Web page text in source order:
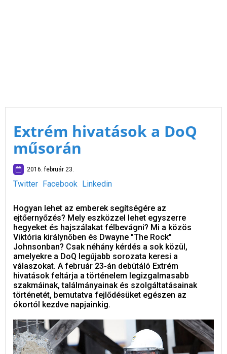
Extrém hivatások a DoQ
műsorán
2016. február 23.
Twitter Facebook Linkedin
Hogyan lehet az emberek segítségére az
ejtőernyőzés? Mely eszközzel lehet egyszerre
hegyeket és hajszálakat félbevágni? Mi a közös
Viktória királynőben és Dwayne "The Rock"
Johnsonban? Csak néhány kérdés a sok közül,
amelyekre a DoQ legújabb sorozata keresi a
válaszokat. A február 23-án debütáló Extrém
hivatások feltárja a történelem legizgalmasabb
szakmáinak, találmányainak és szolgáltatásainak
történetét, bemutatva fejlődésüket egészen az
ókortól kezdve napjainkig.